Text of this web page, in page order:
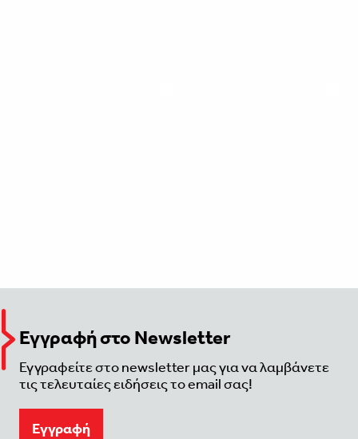
Εγγραφή στο Newsletter
Εγγραφείτε στο newsletter μας για να λαμβάνετε
τις τελευταίες ειδήσεις το email σας!
Eγγραφή